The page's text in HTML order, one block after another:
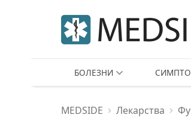
БОЛЕЗНИ
MEDSIDE Лекарства